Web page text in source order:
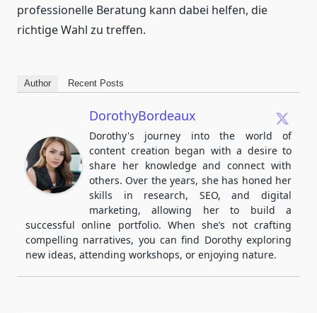
professionelle Beratung kann dabei helfen, die
richtige Wahl zu treffen.
Author Recent Posts
DorothyBordeaux
Dorothy's journey into the world of
content creation began with a desire to
share her knowledge and connect with
others. Over the years, she has honed her
skills in research, SEO, and digital
marketing, allowing her to build a
successful online portfolio. When she’s not crafting
compelling narratives, you can find Dorothy exploring
new ideas, attending workshops, or enjoying nature.